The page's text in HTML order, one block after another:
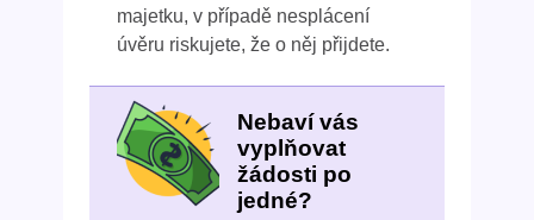
majetku, v případě nesplácení
úvěru riskujete, že o něj přijdete.
Nebaví vás
vyplňovat
žádosti po
jedné?